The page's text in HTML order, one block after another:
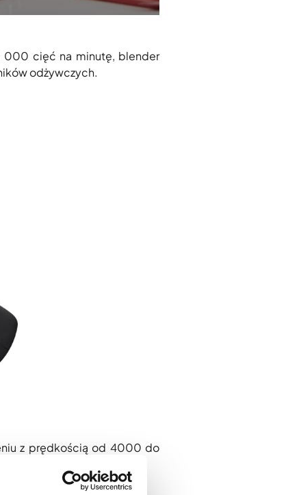
cięć na minutę, blender
odżywczych.
z prędkością od 4000 do